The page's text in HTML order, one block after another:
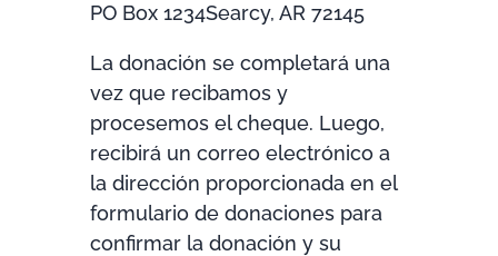
PO Box 1234Searcy, AR 72145
La donación se completará una
vez que recibamos y
procesemos el cheque. Luego,
recibirá un correo electrónico a
la dirección proporcionada en el
formulario de donaciones para
confirmar la donación y su